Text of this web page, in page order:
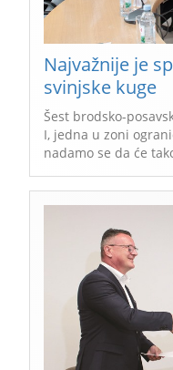
Najvažnije je
svinjske kuge
Šest brodsko-
I, jedna u zoni
nadamo se da će